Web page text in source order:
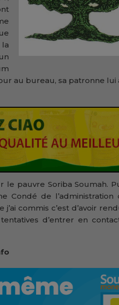
au bureau, sa patronne lui
le pauvre Soriba Soumah.
Condé de
commis c’est d’avoir
d’entrer en